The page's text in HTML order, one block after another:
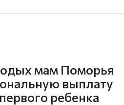
мам Поморья
выплату
ребенка